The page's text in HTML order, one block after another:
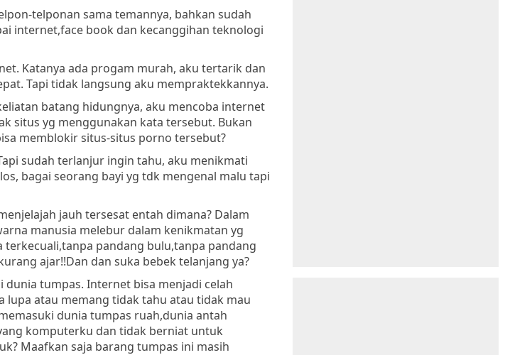
telponan sama temannya, bahkan sudah
internet,face book dan kecanggihan teknologi
Katanya ada progam murah, aku tertarik dan
Tapi tidak langsung aku mempraktekkannya.
batang hidungnya, aku mencoba internet
situs yg menggunakan kata tersebut. Bukan
memblokir situs-situs porno tersebut?
sudah terlanjur ingin tahu, aku menikmati
bagai seorang bayi yg tdk mengenal malu tapi
jauh tersesat entah dimana? Dalam
manusia melebur dalam kenikmatan yg
terkecuali,tanpa pandang bulu,tanpa pandang
ajar!!Dan dan suka bebek telanjang ya?
tumpas. Internet bisa menjadi celah
atau memang tidak tahu atau tidak mau
dunia tumpas ruah,dunia antah
komputerku dan tidak berniat untuk
Maafkan saja barang tumpas ini masih